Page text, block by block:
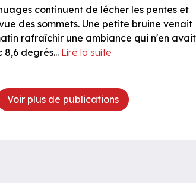
continuent de lécher les pentes et
des sommets. Une petite bruine venait
rafraîchir une ambiance qui n'en avait
8,6 degrés... Lire la suite
Voir plus de publications